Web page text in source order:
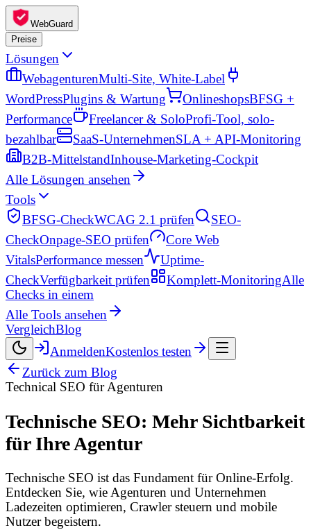
WebGuard
Preise
Lösungen
WebagenturenMulti-Site, White-Label
WordPressPlugins & Wartung OnlineshopsBFSG +
Performance
Freelancer & SoloProfi-Tool, solo-
bezahlbar
SaaS-UnternehmenSLA + API-Monitoring
B2B-MittelstandInhouse-Marketing-Cockpit
Alle Lösungen ansehen
Tools
BFSG-CheckWCAG 2.1 prüfen
SEO-
CheckOnpage-SEO prüfen
Core Web
VitalsPerformance messen
Uptime-
CheckVerfügbarkeit prüfen Komplett-MonitoringAlle
Checks in einem
Alle Tools ansehen
VergleichBlog
AnmeldenKostenlos testen
Zurück zum Blog
Technical SEO für Agenturen
Technische SEO: Mehr Sichtbarkeit
für Ihre Agentur
Technische SEO ist das Fundament für Online-Erfolg.
Entdecken Sie, wie Agenturen und Unternehmen
Ladezeiten optimieren, Crawler steuern und mobile
Nutzer begeistern.